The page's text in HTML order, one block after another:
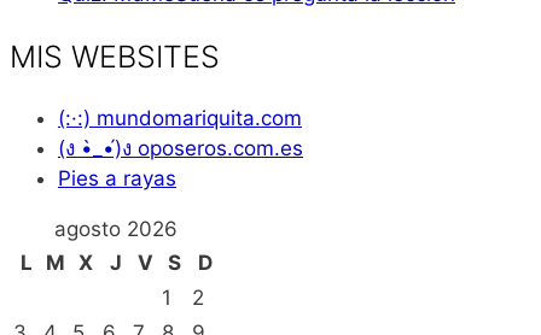
MIS WEBSITES
(:·:) mundomariquita.com
(ง •̀_•́)ง oposeros.com.es
Pies a rayas
agosto 2026
L
M X J V S
D
1
2